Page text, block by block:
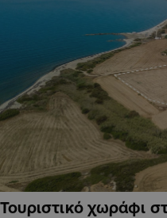
Τουριστικό χωράφι